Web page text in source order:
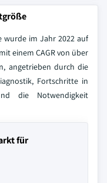
wurde im Jahr 2022 auf
einem CAGR von über
angetrieben durch die
Fortschritte in
die Notwendigkeit
für